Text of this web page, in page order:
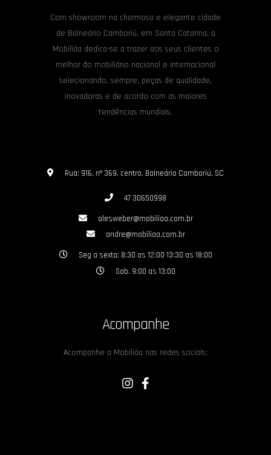
Com showroom na charmosa e elegante cidade
de Balneário Camboriú, em Santa Catarina, a
Mobiliáa dedica-se a trazer aos seus clientes o
melhor do mobiliário nacional e internacional
selecionando, sempre, peças de qualidade,
inovadoras e de acordo com as maiores
tendências mundiais.
Rua: 916, nº 369, centro, Balneário Camboriú, SC
47 30650998
alesweber@mobiliaa.com.br
andre@mobiliaa.com.br
Seg a sexta: 8:30 as 12:00 13:30 as 18:00
Sab. 9:00 as 13:00
Acompanhe
Acompanhe a Mobiliáa nas redes sociais: